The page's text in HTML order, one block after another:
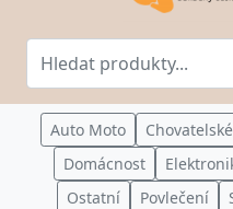
Auto Moto
Domácnost
Ostatní
Povlečení